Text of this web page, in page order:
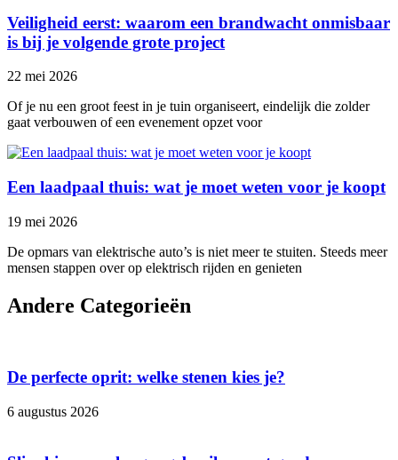
Veiligheid eerst: waarom een brandwacht onmisbaar
is bij je volgende grote project
22 mei 2026
Of je nu een groot feest in je tuin organiseert, eindelijk die zolder
gaat verbouwen of een evenement opzet voor
Een laadpaal thuis: wat je moet weten voor je koopt
19 mei 2026
De opmars van elektrische auto’s is niet meer te stuiten. Steeds meer
mensen stappen over op elektrisch rijden en genieten
Andere Categorieën
De perfecte oprit: welke stenen kies je?
6 augustus 2026